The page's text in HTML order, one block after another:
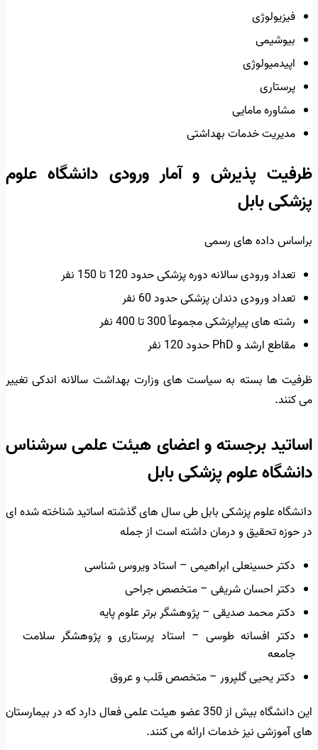
فیزیولوژی
بیوشیمی
اپیدمیولوژی
پرستاری
مشاوره مامایی
مدیریت خدمات بهداشتی
ظرفیت پذیرش و آمار ورودی دانشگاه علوم
پزشکی بابل
براساس داده های رسمی
تعداد ورودی سالانه دوره پزشکی حدود 120 تا 150 نفر
تعداد ورودی دندان پزشکی حدود 60 نفر
رشته های پیراپزشکی مجموعاً 300 تا 400 نفر
مقاطع ارشد و PhD حدود 120 نفر
ظرفیت ها بسته به سیاست های وزارت بهداشت سالانه اندکی تغییر
می کنند.
اساتید برجسته و اعضای هیئت علمی سرشناس
دانشگاه علوم پزشکی بابل
دانشگاه علوم پزشکی بابل طی سال های گذشته اساتید شناخته شده ای
در حوزه تحقیق و درمان داشته است از جمله
دکتر حسینعلی ابراهیمی – استاد ویروس شناسی
دکتر احسان شریفی – متخصص جراحی
دکتر محمد صدیقی – پژوهشگر برتر علوم پایه
دکتر افسانه طوسی – استاد پرستاری و پژوهشگر سلامت
جامعه
دکتر یحیی گلپرور – متخصص قلب و عروق
این دانشگاه بیش از 350 عضو هیئت علمی فعال دارد که در بیمارستان
های آموزشی نیز خدمات ارائه می کنند.